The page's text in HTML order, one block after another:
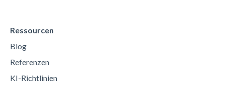
Ressourcen
Blog
Referenzen
KI-Richtlinien